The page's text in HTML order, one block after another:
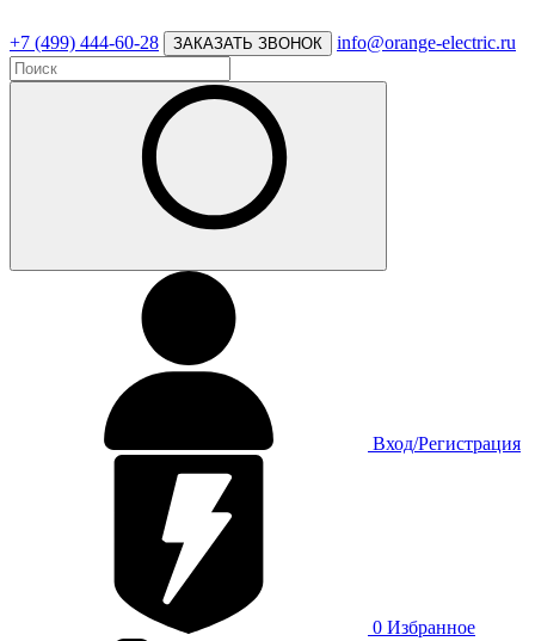
+7 (499) 444-60-28 ЗАКАЗАТЬ ЗВОНОК info@orange-electric.ru
Вход/Регистрация
0 Избранное